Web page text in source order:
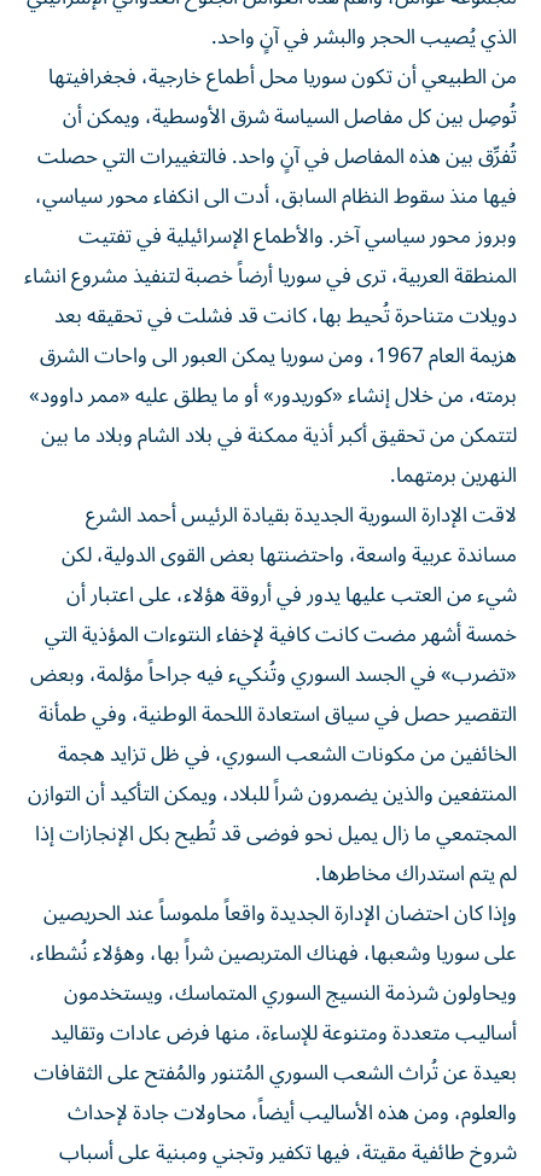
الذي يُصيب الحجر والبشر في آنٍ واحد.
من الطبيعي أن تكون سوريا محل أطماع خارجية، فجغرافيتها
تُوصِل بين كل مفاصل السياسة شرق الأوسطية، ويمكن أن
تُفرِّق بين هذه المفاصل في آنٍ واحد. فالتغييرات التي حصلت
فيها منذ سقوط النظام السابق، أدت الى انكفاء محور سياسي،
وبروز محور سياسي آخر. والأطماع الإسرائيلية في تفتيت
المنطقة العربية، ترى في سوريا أرضاً خصبة لتنفيذ مشروع انشاء
دويلات متناحرة تُحيط بها، كانت قد فشلت في تحقيقه بعد
هزيمة العام 1967، ومن سوريا يمكن العبور الى واحات الشرق
برمته، من خلال إنشاء «كوريدور» أو ما يطلق عليه «ممر داوود»
لتتمكن من تحقيق أكبر أذية ممكنة في بلاد الشام وبلاد ما بين
النهرين برمتهما.
لاقت الإدارة السورية الجديدة بقيادة الرئيس أحمد الشرع
مساندة عربية واسعة، واحتضنتها بعض القوى الدولية، لكن
شيء من العتب عليها يدور في أروقة هؤلاء، على اعتبار أن
خمسة أشهر مضت كانت كافية لإخفاء النتوءات المؤذية التي
«تضرب» في الجسد السوري وتُنكيء فيه جراحاً مؤلمة، وبعض
التقصير حصل في سياق استعادة اللحمة الوطنية، وفي طمأنة
الخائفين من مكونات الشعب السوري، في ظل تزايد هجمة
المنتفعين والذين يضمرون شراً للبلاد، ويمكن التأكيد أن التوازن
المجتمعي ما زال يميل نحو فوضى قد تُطيح بكل الإنجازات إذا
لم يتم استدراك مخاطرها.
وإذا كان احتضان الإدارة الجديدة واقعاً ملموساً عند الحريصين
على سوريا وشعبها، فهناك المتربصين شراً بها، وهؤلاء نُشطاء،
ويحاولون شرذمة النسيج السوري المتماسك، ويستخدمون
أساليب متعددة ومتنوعة للإساءة، منها فرض عادات وتقاليد
بعيدة عن تُراث الشعب السوري المُتنور والمُفتح على الثقافات
والعلوم، ومن هذه الأساليب أيضاً، محاولات جادة لإحداث
شروخ طائفية مقيتة، فيها تكفير وتجني ومبنية على أسباب